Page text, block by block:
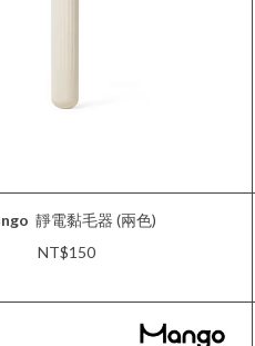
靜電黏毛器 (兩色)
NT$150